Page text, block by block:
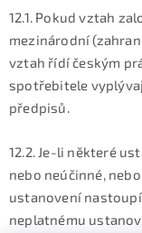
12.1. Pokud vztah
mezinárodní
vztah řídí českým
spotřebitele
předpisů.
12.2. Je-li některé
nebo neúčinné,
ustanovení
neplatnému